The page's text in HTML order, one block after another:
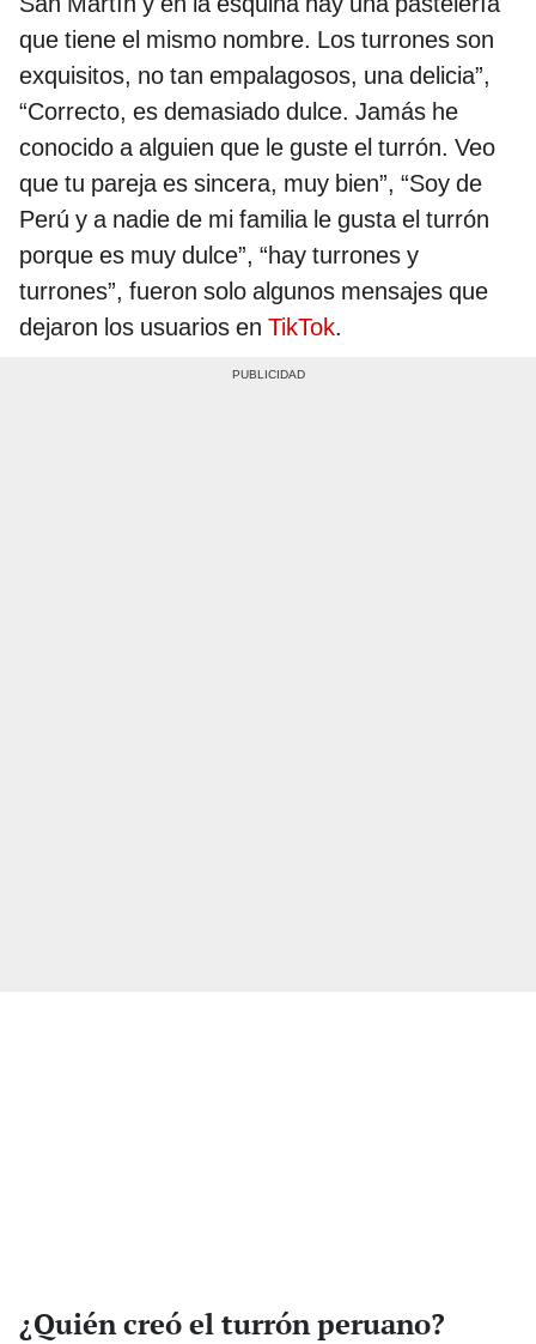
que tiene el mismo nombre. Los turrones son
exquisitos, no tan empalagosos, una delicia”,
“Correcto, es demasiado dulce. Jamás he
conocido a alguien que le guste el turrón. Veo
que tu pareja es sincera, muy bien”, “Soy de
Perú y a nadie de mi familia le gusta el turrón
porque es muy dulce”, “hay turrones y
turrones”, fueron solo algunos mensajes que
dejaron los usuarios en TikTok.
¿Quién creó el turrón peruano?